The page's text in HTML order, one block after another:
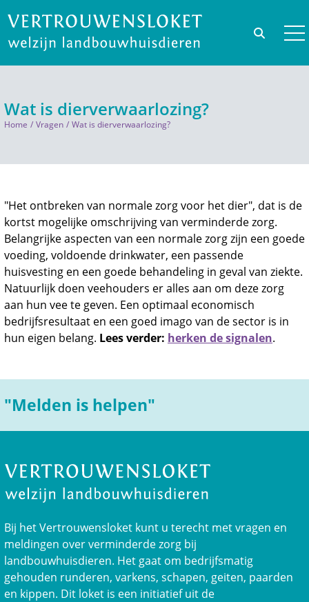
Wat is dierverwaarlozing?
Home Vragen Wat is dierverwaarlozing?
"Het ontbreken van normale zorg voor het dier", dat is de
kortst mogelijke omschrijving van verminderde zorg.
Belangrijke aspecten van een normale zorg zijn een goede
voeding, voldoende drinkwater, een passende
huisvesting en een goede behandeling in geval van ziekte.
Natuurlijk doen veehouders er alles aan om deze zorg
aan hun vee te geven. Een optimaal economisch
bedrijfsresultaat en een goed imago van de sector is in
hun eigen belang. Lees verder: herken de signalen.
"Melden is helpen"
Bij het Vertrouwensloket kunt u terecht met vragen en
meldingen over verminderde zorg bij
landbouwhuisdieren. Het gaat om bedrijfsmatig
gehouden runderen, varkens, schapen, geiten, paarden
en kippen. Dit loket is een initiatief uit de